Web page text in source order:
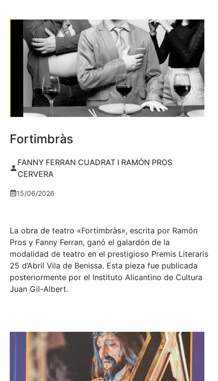
Fortimbràs
FANNY FERRAN CUADRAT I RAMÓN PROS
CERVERA
15/06/2026
La obra de teatro «Fortimbràs», escrita por Ramón
Pros y Fanny Ferran, ganó el galardón de la
modalidad de teatro en el prestigioso Premis Literaris
25 d’Abril Vila de Benissa. Esta pieza fue publicada
posteriormente por el Instituto Alicantino de Cultura
Juan Gil-Albert.